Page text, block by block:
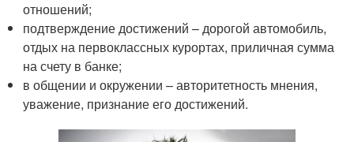
отношений;
подтверждение достижений – дорогой автомобиль,
отдых на первоклассных курортах, приличная сумма
на счету в банке;
в общении и окружении – авторитетность мнения,
уважение, признание его достижений.